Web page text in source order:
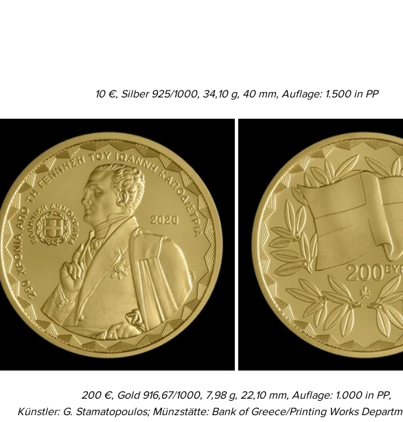
10 €, Silber 925/1000, 34,10 g, 40 mm, Auflage: 1.500 in PP
200 €, Gold 916,67/1000, 7,98 g, 22,10 mm, Auflage: 1.000 in PP,
Künstler: G. Stamatopoulos; Münzstätte: Bank of Greece/Printing Works